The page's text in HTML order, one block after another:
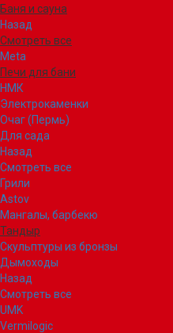
Баня и сауна
Назад
Смотреть все
Meta
Печи для бани
НМК
Электрокаменки
Очаг (Пермь)
Для сада
Назад
Смотреть все
Грили
Astov
Мангалы, барбекю
Тандыр
Скульптуры из бронзы
Дымоходы
Назад
Смотреть все
UMK
Vermilogic